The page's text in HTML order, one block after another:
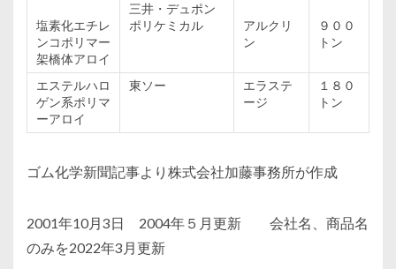
塩素化エチレ
ンコポリマー
架橋体アロイ
三井 ・デュポン
ポリケミカル
アルクリ
ン
９００
トン
エステルハロ
ゲン系ポリマ
ーアロイ
東ソー
エラステ
ージ
１８０
トン
ゴム化学新聞記事より株式会社加藤事務所が作成
2001年10月3日 2004年５月更新 会社名、商品名
のみを2022年3月更新